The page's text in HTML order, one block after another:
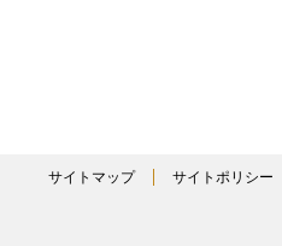
サイトマップ サイトポリシー